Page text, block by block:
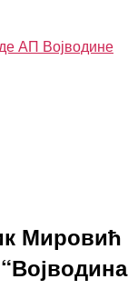
АП Војводине
Мировић